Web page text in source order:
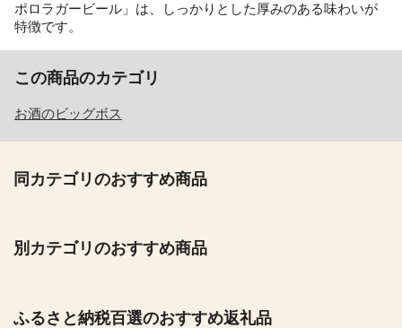
ポロラガービール」は、しっかりとした厚みのある味わいが
特徴です。
この商品のカテゴリ
お酒のビッグボス
同カテゴリのおすすめ商品
別カテゴリのおすすめ商品
ふるさと納税百選のおすすめ返礼品